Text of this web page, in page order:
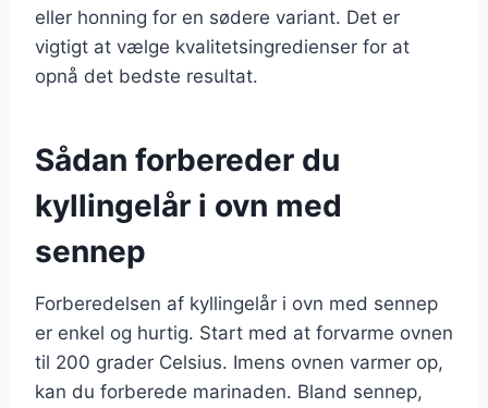
eller honning for en sødere variant. Det er
vigtigt at vælge kvalitetsingredienser for at
opnå det bedste resultat.
Sådan forbereder du
kyllingelår i ovn med
sennep
Forberedelsen af kyllingelår i ovn med sennep
er enkel og hurtig. Start med at forvarme ovnen
til 200 grader Celsius. Imens ovnen varmer op,
kan du forberede marinaden. Bland sennep,